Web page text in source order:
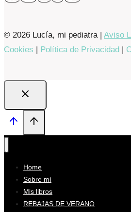
© 2026 Lucía, mi pediatra | Aviso
Cookies
Política de Privacidad
Home
Sobre mí
Mis libros
REBAJAS DE VERANO